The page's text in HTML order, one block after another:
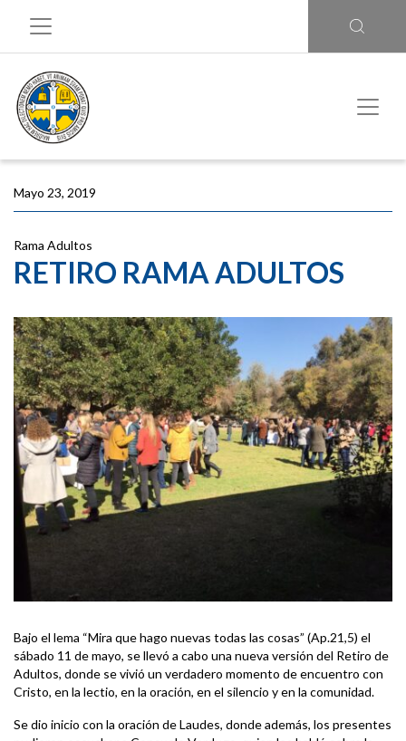
Mayo 23, 2019
Rama Adultos
RETIRO RAMA ADULTOS
Bajo el lema “Mira que hago nuevas todas las cosas” (Ap.21,5) el
sábado 11 de mayo, se llevó a cabo una nueva versión del Retiro de
Adultos, donde se vivió un verdadero momento de encuentro con
Cristo, en la lectio, en la oración, en el silencio y en la comunidad.
Se dio inicio con la oración de Laudes, donde además, los presentes